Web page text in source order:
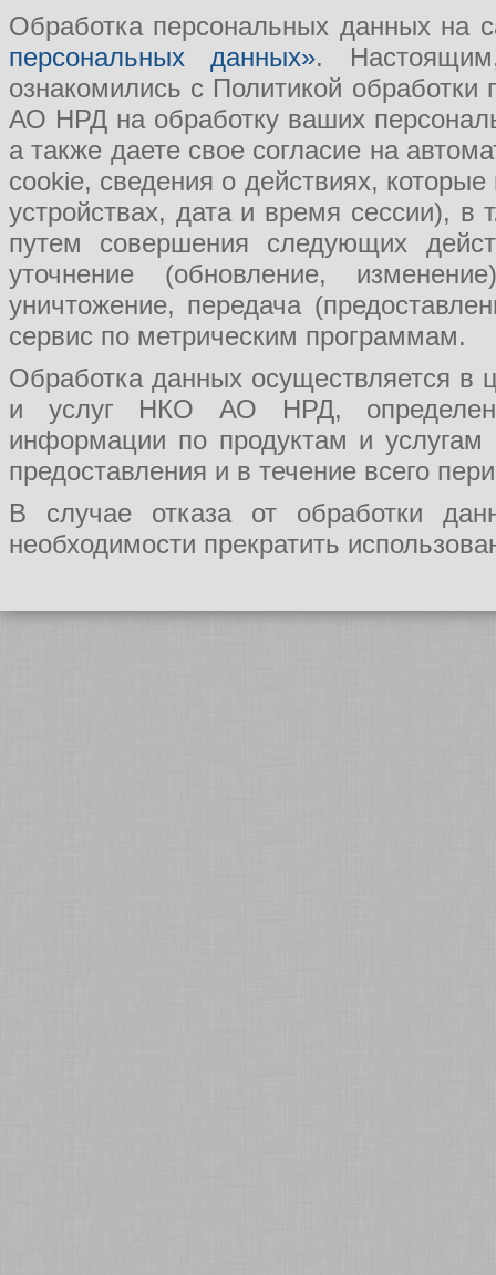
Обработка персональных данных на
персональных данных».
ознакомились с Политикой
АО НРД на обработку ваших
а также даете свое согласие на
cookie, сведения о действиях,
устройствах, дата и время сессии), в
путем совершения следующих
уточнение (обновление,
уничтожение, передача
сервис по метрическим программам.
Обработка данных осуществляется в
и услуг НКО АО НРД, определения
информации по продуктам и
предоставления и в течение всего
В случае отказа от обработки
необходимости прекратить